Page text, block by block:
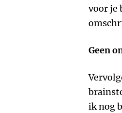
voor je
Geen
ik nog